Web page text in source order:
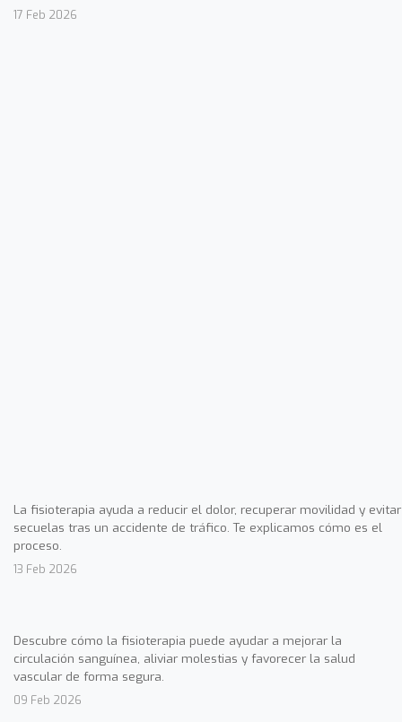
17 Feb 2026
La fisioterapia ayuda a reducir el dolor, recuperar movilidad y evitar
secuelas tras un accidente de tráfico. Te explicamos cómo es el
proceso.
13 Feb 2026
Descubre cómo la fisioterapia puede ayudar a mejorar la
circulación sanguínea, aliviar molestias y favorecer la salud
vascular de forma segura.
09 Feb 2026